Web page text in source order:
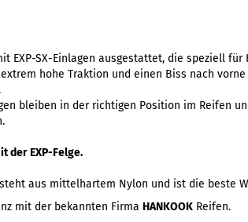
EXP-SX-Einlagen ausgestattet, die speziell
hohe Traktion und einen Biss nach
bleiben in der richtigen Position im Reifen
der EXP-Felge.
aus mittelhartem Nylon und ist die beste
mit der bekannten Firma HANKOOK Reifen.